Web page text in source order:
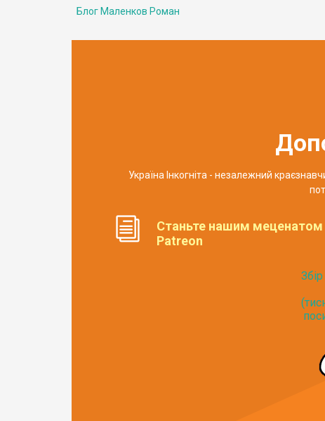
Блог Маленков Роман
Україна Інкогніта - незалежний
Станьте нашим меценатом
Patreon